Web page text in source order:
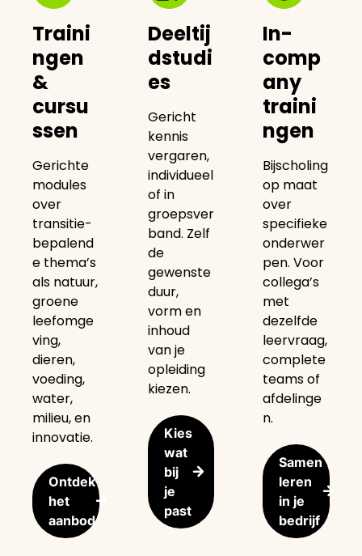
Traini
ngen
&
cursu
ssen
Gerichte
modules
over
transitie-
bepalend
e thema’s
als natuur,
groene
leefomge
ving,
dieren,
voeding,
water,
milieu, en
innovatie.
Ontdek
het
aanbod
Deeltij
dstudi
es
Gericht
kennis
vergaren,
individueel
of in
groepsver
band. Zelf
de
gewenste
duur,
vorm en
inhoud
van je
opleiding
kiezen.
Kies
wat
bij
je
past
In-
comp
any
traini
ngen
Bijscholing
op maat
over
specifieke
onderwer
pen. Voor
collega’s
met
dezelfde
leervraag,
complete
teams of
afdelinge
n.
Samen
leren
in je
bedrijf